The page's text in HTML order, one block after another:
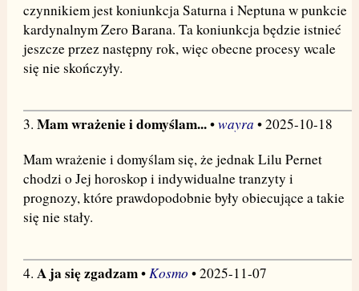
czynnikiem jest koniunkcja Saturna i Neptuna w punkcie
kardynalnym Zero Barana. Ta koniunkcja będzie istnieć
jeszcze przez następny rok, więc obecne procesy wcale
się nie skończyły.
3. Mam wrażenie i domyślam...•wayra • 2025-10-18
Mam wrażenie i domyślam się, że jednak Lilu Pernet
chodzi o Jej horoskop i indywidualne tranzyty i
prognozy, które prawdopodobnie były obiecujące a takie
się nie stały.
4. A ja się zgadzam•Kosmo • 2025-11-07